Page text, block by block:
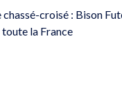
chassé-croisé : Bison
toute la France